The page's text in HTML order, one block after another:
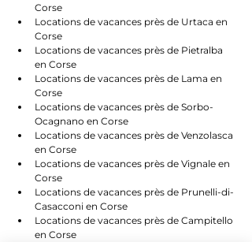
Corse
Locations de vacances près de Urtaca en
Corse
Locations de vacances près de Pietralba
en Corse
Locations de vacances près de Lama en
Corse
Locations de vacances près de Sorbo-
Ocagnano en Corse
Locations de vacances près de Venzolasca
en Corse
Locations de vacances près de Vignale en
Corse
Locations de vacances près de Prunelli-di-
Casacconi en Corse
Locations de vacances près de Campitello
en Corse